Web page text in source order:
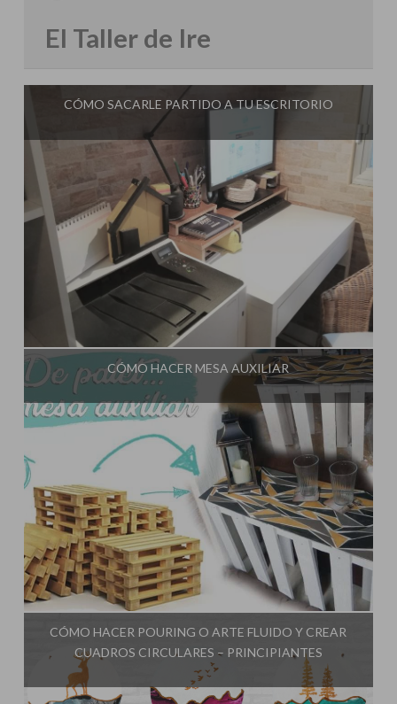
El Taller de Ire
CÓMO SACARLE PARTIDO A TU ESCRITORIO
Influencer:El Taller de Ire
CÓMO HACER MESA AUXILIAR
Influencer:El Taller de Ire
CÓMO HACER POURING O ARTE FLUIDO Y CREAR
CUADROS CIRCULARES – PRINCIPIANTES